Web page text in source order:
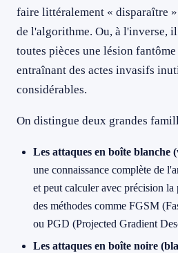
faire littéralement « disparaître
de l'algorithme. Ou, à l'inverse,
toutes pièces une lésion
entraînant des actes invasifs
considérables.
On distingue deux grandes
Les attaques en boîte blanche
une connaissance complète de
et peut calculer avec précision la
des méthodes comme FGSM
ou PGD (Projected Gradient
Les attaques en boîte noire